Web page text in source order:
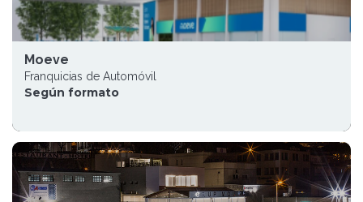
Moeve
Franquicias de Automóvil
Según formato